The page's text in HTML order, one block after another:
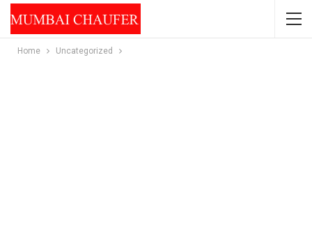
Home Uncategorized